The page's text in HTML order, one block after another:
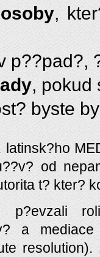
osoby,
p??pad?,
, pokud
byste
od
t? kter?
p?evzali
a